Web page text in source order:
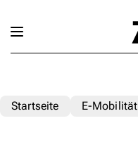
Startseite E-Mobilität